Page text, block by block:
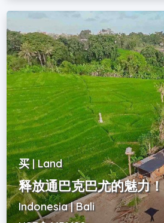
买 | Land
释放通巴克巴尤的魅力！
Indonesia | Bali